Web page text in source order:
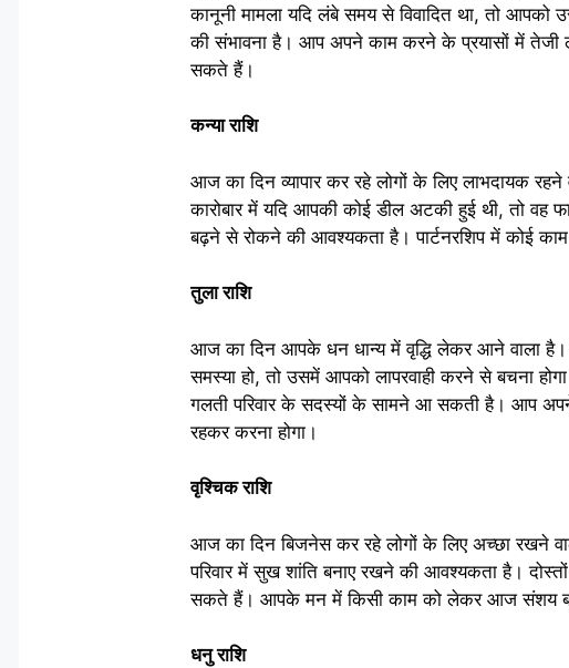
कानूनी मामला यदि लंबे समय से विवादित था, तो
की संभावना है। आप अपने काम करने के प्रयासों में तेजी
सकते हैं।
कन्या राशि
आज का दिन व्यापार कर रहे लोगों के लिए लाभदायक
कारोबार में यदि आपकी कोई डील अटकी हुई थी, तो वह
बढ़ने से रोकने की आवश्यकता है। पार्टनरशिप में कोई
तुला राशि
आज का दिन आपके धन धान्य में वृद्धि लेकर आने वाला है।
समस्या हो, तो उसमें आपको लापरवाही करने से बचना
गलती परिवार के सदस्यों के सामने आ सकती है। आप अपने
रहकर करना होगा।
वृश्चिक राशि
आज का दिन बिजनेस कर रहे लोगों के लिए अच्छा रखने
परिवार में सुख शांति बनाए रखने की आवश्यकता है।
सकते हैं। आपके मन में किसी काम को लेकर आज संशय
धनु राशि